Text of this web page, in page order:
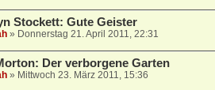
Stockett: Gute Geister
» Donnerstag 21. April 2011, 22:31
Der verborgene Garten
» Mittwoch 23. März 2011, 15:36